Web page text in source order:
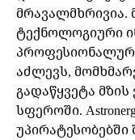
მრავალმხრივია.
ტექნოლოგიური
აძლევს,
გადაწყვეტა მზის
სფეროში.
უპირატესობებში